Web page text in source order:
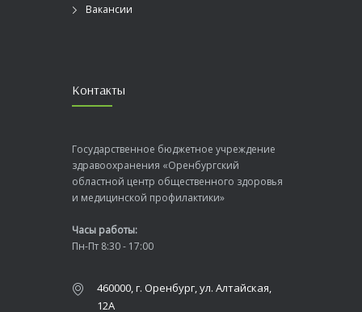
Вакансии
Контакты
Государственное бюджетное учреждение
здравоохранения «Оренбургский
областной центр общественного здоровья
и медицинской профилактики»
Часы работы:
Пн-Пт 8:30 - 17:00
460000, г. Оренбург, ул. Алтайская,
12А